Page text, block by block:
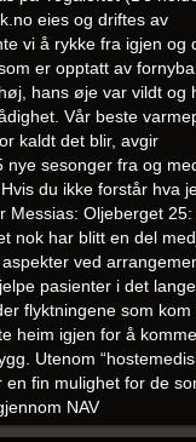
eies og driftes av
vi å rykke fra igjen og
er opptatt av
hans øje var vildt og
Vår beste
kaldt det blir, avgir
nye sesonger fra og
du ikke forstår hva
Messias: Oljeberget 25:
nok har blitt en del
ved
pasienter i det
flyktningene som kom
heim igjen for å
Utenom
en fin mulighet for de
NAV
– 1935 skog, snø,